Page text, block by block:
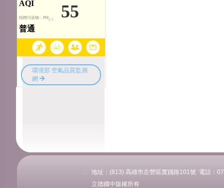
:::
地址：(813) 高雄市左營區實踐路101號 電話：
立德國中版權所有